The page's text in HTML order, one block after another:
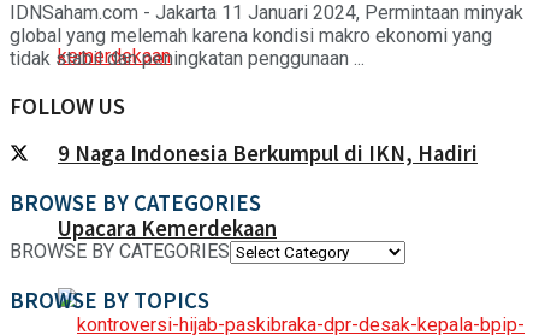
9 Naga Indonesia Berkumpul di IKN, Hadiri
Upacara Kemerdekaan
IDNSaham.com - Jakarta 11 Januari 2024, Permintaan minyak
global yang melemah karena kondisi makro ekonomi yang
tidak stabil dan peningkatan penggunaan ...
FOLLOW US
BROWSE BY CATEGORIES
BROWSE BY CATEGORIES
BROWSE BY TOPICS